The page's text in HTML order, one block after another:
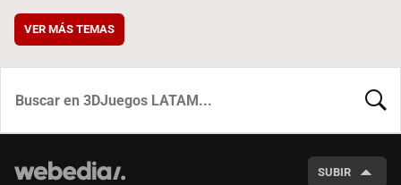
VER MÁS TEMAS
SUBIR